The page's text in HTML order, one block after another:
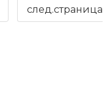
след.страница